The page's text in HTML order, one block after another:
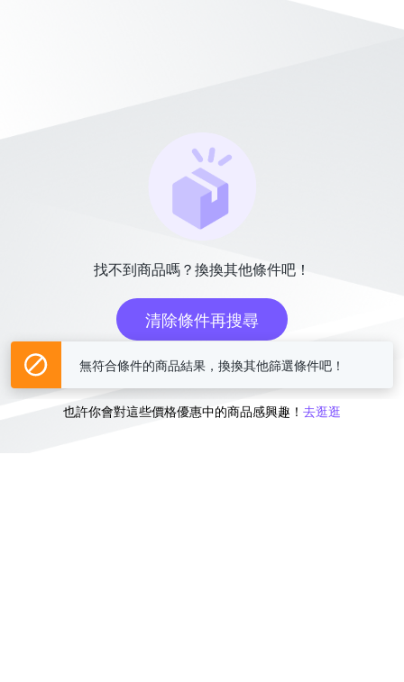
找不到商品嗎？換換其他條件吧！
清除條件再搜尋
或
也許你會對這些價格優惠中的商品感興趣！ 去逛逛
無符合條件的商品結果，換換其他篩選條件吧！